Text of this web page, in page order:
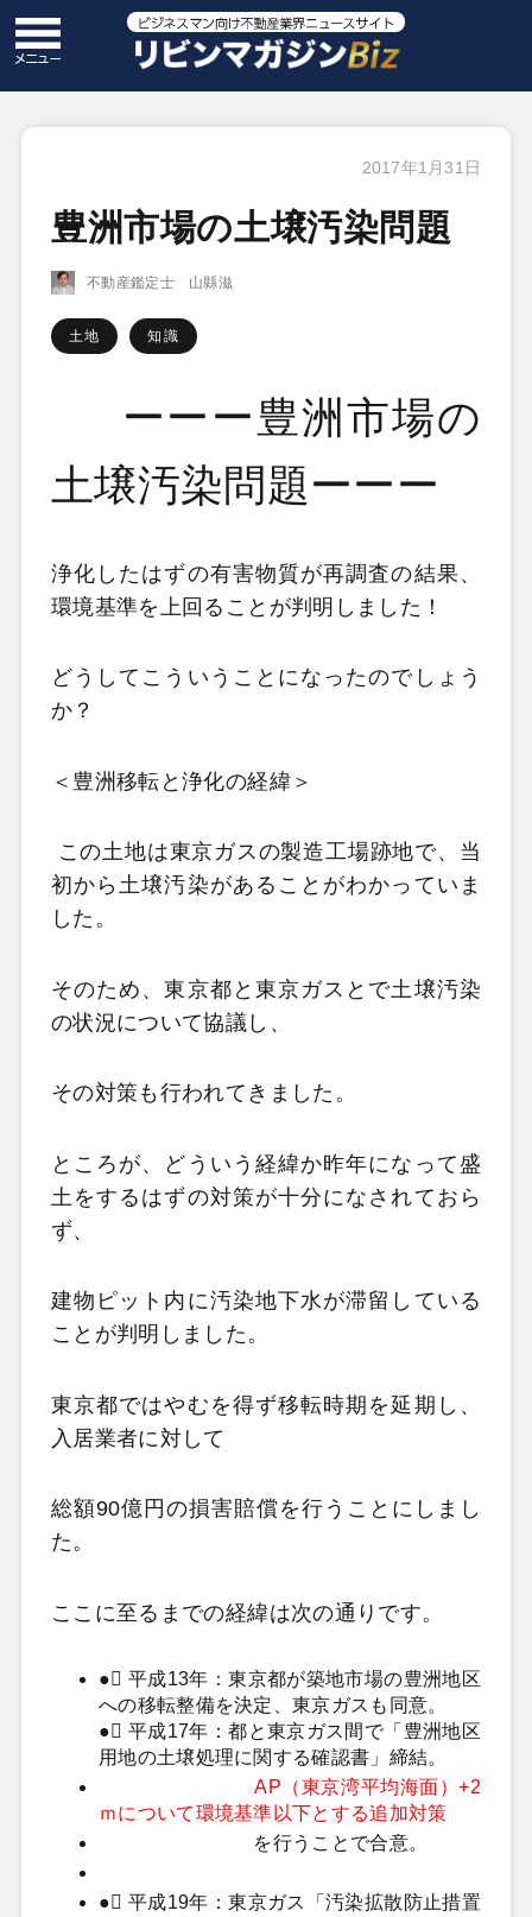
2017年1月31日
豊洲市場の土壌汚染問題
不動産鑑定士 山縣滋
土地 知識
ーーー豊洲市場の
土壌汚染問題ーーー
浄化したはずの有害物質が再調査の結果、
環境基準を上回ることが判明しました！
どうしてこういうことになったのでしょう
か？
＜豊洲移転と浄化の経緯＞
この土地は東京ガスの製造工場跡地で、当
初から土壌汚染があることがわかっていま
した。
そのため、東京都と東京ガスとで土壌汚染
の状況について協議し、
その対策も行われてきました。
ところが、どういう経緯か昨年になって盛
土をするはずの対策が十分になされておら
ず、
建物ピット内に汚染地下水が滞留している
ことが判明しました。
東京都ではやむを得ず移転時期を延期し、
入居業者に対して
総額90億円の損害賠償を行うことにしまし
た。
ここに至るまでの経緯は次の通りです。
● 平成13年：東京都が築地市場の豊洲地区
への移転整備を決定、東京ガスも同意。
● 平成17年：都と東京ガス間で「豊洲地区
用地の土壌処理に関する確認書」締結。
AP（東京湾平均海面）+2
ｍについて環境基準以下とする追加対策
を行うことで合意。
● 平成19年：東京ガス「汚染拡散防止措置